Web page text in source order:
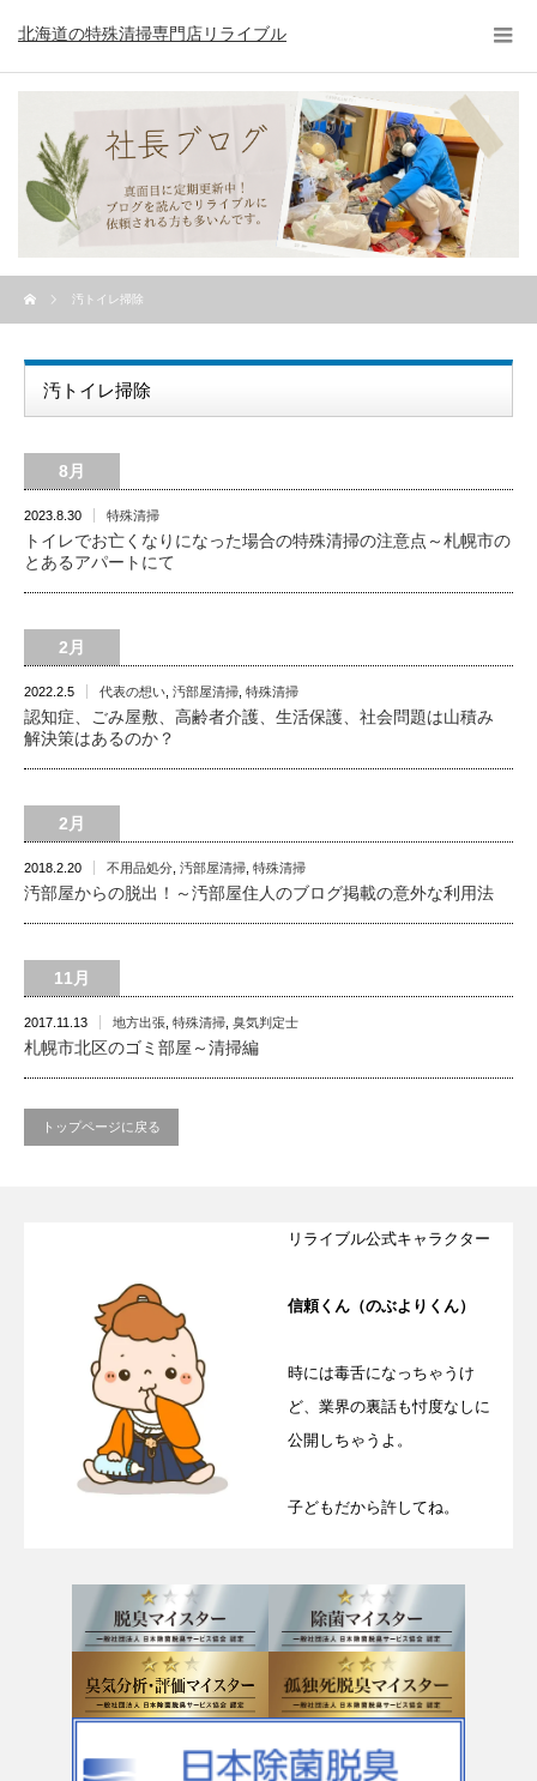
北海道の特殊清掃専門店リライブル
汚トイレ掃除
汚トイレ掃除
8月
2023.8.30 特殊清掃
トイレでお亡くなりになった場合の特殊清掃の注意点～札幌市の
とあるアパートにて
2月
2022.2.5 代表の想い 汚部屋清掃 特殊清掃
認知症、ごみ屋敷、高齢者介護、生活保護、社会問題は山積み
解決策はあるのか？
2月
2018.2.20 不用品処分 汚部屋清掃 特殊清掃
汚部屋からの脱出！～汚部屋住人のブログ掲載の意外な利用法
11月
2017.11.13 地方出張 特殊清掃 臭気判定士
札幌市北区のゴミ部屋～清掃編
トップページに戻る
リライブル公式キャラクター
信頼くん（のぶよりくん）
時には毒舌になっちゃうけ
ど、業界の裏話も忖度なしに
公開しちゃうよ。
子どもだから許してね。